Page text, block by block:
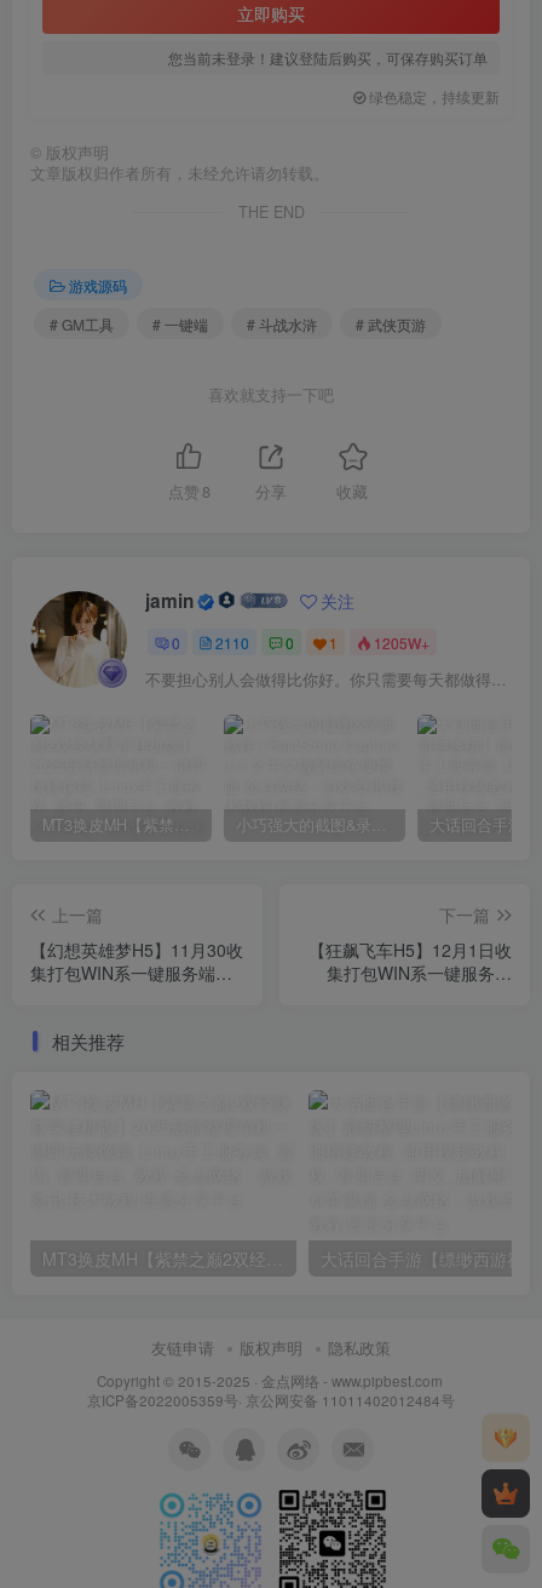
立即购买
您当前未登录！建议登陆后购买，可保存购买订单
绿色稳定，持续更新
© 版权声明
文章版权归作者所有，未经允许请勿转载。
THE END
游戏源码
# GM工具
# 一键端 # 斗战水浒 # 武侠页游
喜欢就支持一下吧
点赞 8 分享 收藏
jamin 关注
0 2110 0 1 1205W+
不要担心别人会做得比你好。你只需要每天都做得比前一天好就可以了
MT3换皮MH【紫禁之巅2双经脉尊享挂机版】2025最新整理单机一键即玩镜像端_Linux手工服务端_源码_管理后台_教程 小巧强大的截图&录屏软件 | FastStone Capture v11.2 中文破解绿色便携版
上一篇
【幻想英雄梦H5】11月30收
集打包WIN系一键服务端
送源码
下一篇
【狂飙飞车H5】12月1日收
集打包WIN系一键服务端
相关推荐
MT3换皮MH【紫禁之巅2双经脉尊享挂机版】2025最新整理单机一键即玩镜像端_Linux手工服务端_源码_管理后台_教程
友链申请 版权声明 隐私政策
Copyright © 2015-2025 · 金点网络 - www.pipbest.com
京ICP备2022005359号· 京公网安备 11011402012484号